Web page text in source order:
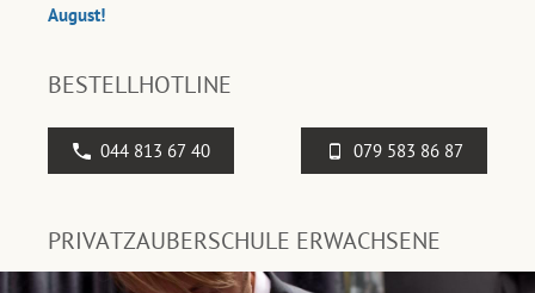
August!
BESTELLHOTLINE
044 813 67 40 079 583 86 87
PRIVATZAUBERSCHULE ERWACHSENE